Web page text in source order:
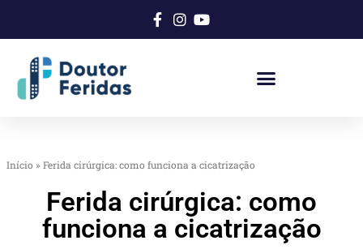
Início » Ferida cirúrgica: como funciona a cicatrização
Ferida cirúrgica: como
funciona a cicatrização